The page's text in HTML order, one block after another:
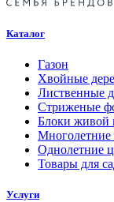
Каталог
Газон
Хвойные
Лиственные
Стриженые
Блоки живой
Многолетние
Однолетние
Товары для
Услуги